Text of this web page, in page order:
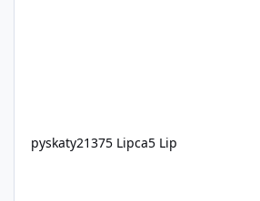
pyskaty21375 Lipca5 Lip